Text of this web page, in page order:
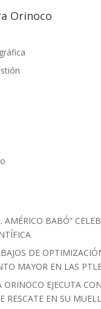
Orinoco
AMÉRICO BABÓ”
DE
MAYOR EN LAS
ORINOCO EJECUTA
RESCATE EN SU